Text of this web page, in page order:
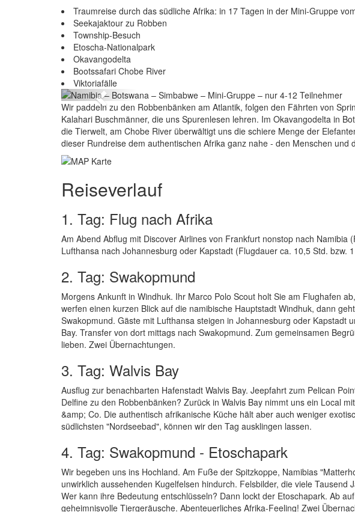
Traumreise durch das südliche Afrika: in 17 Tagen in der Mini-Gruppe
Seekajaktour zu Robben
Township-Besuch
Etoscha-Nationalpark
Okavangodelta
Bootssafari Chobe River
Viktoriafälle
Previous
Wir paddeln zu den Robbenbänken am Atlantik, folgen den Fährten von
Kalahari Buschmänner, die uns Spurenlesen lehren. Im Okavangodelta in
die Tierwelt, am Chobe River überwältigt uns die schiere Menge der
dieser Rundreise dem authentischen Afrika ganz nahe - den Menschen und
Reiseverlauf
1. Tag: Flug nach Afrika
Am Abend Abflug mit Discover Airlines von Frankfurt nonstop nach
Lufthansa nach Johannesburg oder Kapstadt (Flugdauer ca. 10,5 Std. bzw.
2. Tag: Swakopmund
Morgens Ankunft in Windhuk. Ihr Marco Polo Scout holt Sie am Flughafen
werfen einen kurzen Blick auf die namibische Hauptstadt Windhuk, dann
Swakopmund. Gäste mit Lufthansa steigen in Johannesburg oder Kapstadt
Bay. Transfer von dort mittags nach Swakopmund. Zum gemeinsamen
lieben. Zwei Übernachtungen.
3. Tag: Walvis Bay
Ausflug zur benachbarten Hafenstadt Walvis Bay. Jeepfahrt zum Pelican
Delfine zu den Robbenbänken? Zurück in Walvis Bay nimmt uns ein Local
&amp; Co. Die authentisch afrikanische Küche hält aber auch weniger
südlichsten "Nordseebad", können wir den Tag ausklingen lassen.
4. Tag: Swakopmund - Etoschapark
Wir begeben uns ins Hochland. Am Fuße der Spitzkoppe, Namibias
unwirklich aussehenden Kugelfelsen hindurch. Felsbilder, die viele
Wer kann ihre Bedeutung entschlüsseln? Dann lockt der Etoschapark. Ab
geheimnisvolle Tiergeräusche. Abenteuerliches Afrika-Feeling! Zwei